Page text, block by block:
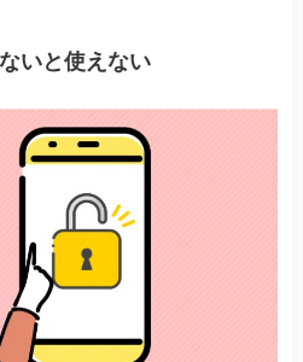
zero6
Mini
Big-S
Big
Hand
Hand 5G
Pixel 4, 4a & 4 XL
Pixel 5
6シリーズ
Pixel 7シリーズ
Pixel Fold
いと使えない